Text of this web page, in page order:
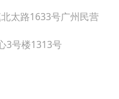
太路1633号广州民营
3号楼1313号